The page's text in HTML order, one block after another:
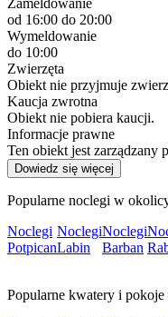
Zameldowanie
od 16:00 do 20:00
Wymeldowanie
do 10:00
Zwierzęta
Obiekt nie przyjmuje
Kaucja zwrotna
Obiekt nie pobiera kaucji.
Informacje prawne
Ten obiekt jest zarządzany
Dowiedz się więcej
Popularne noclegi w
Noclegi
Potpican
Noclegi
Labin
Noclegi
Barban
Popularne kwatery i